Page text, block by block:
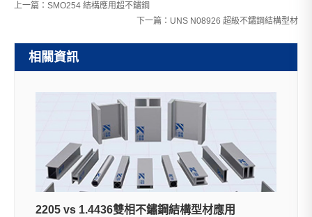
上一篇： SMO254 結構應用超不鏽鋼
下一篇： UNS N08926 超級不鏽鋼結構型材
相關資訊
2205 vs 1.4436雙相不鏽鋼結構型材應用